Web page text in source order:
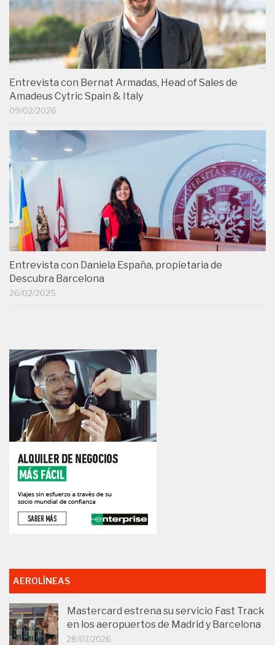
Entrevista con Bernat Armadas, Head of Sales de
Amadeus Cytric Spain & Italy
09/02/2026
Entrevista con Daniela España, propietaria de
Descubra Barcelona
26/02/2025
AEROLÍNEAS
Mastercard estrena su servicio Fast Track
en los aeropuertos de Madrid y Barcelona
28/07/2026